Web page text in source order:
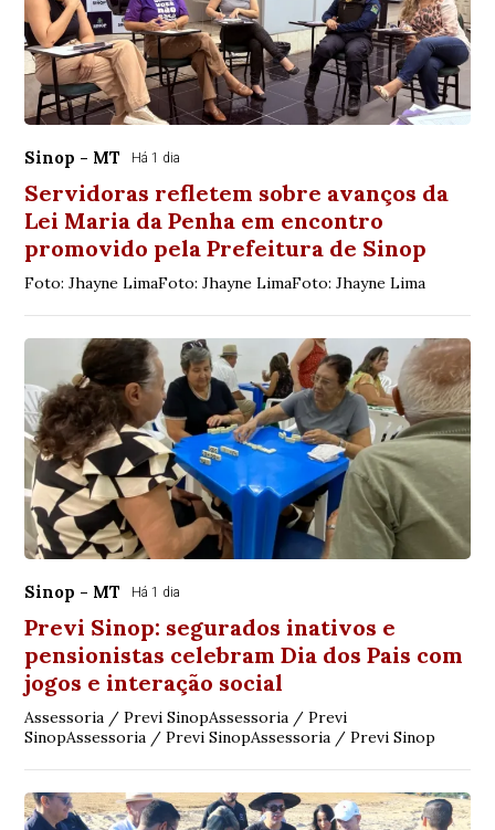
Sinop - MT Há 1 dia
Servidoras refletem sobre avanços da
Lei Maria da Penha em encontro
promovido pela Prefeitura de Sinop
Foto: Jhayne LimaFoto: Jhayne LimaFoto: Jhayne Lima
Sinop - MT Há 1 dia
Previ Sinop: segurados inativos e
pensionistas celebram Dia dos Pais com
jogos e interação social
Assessoria / Previ SinopAssessoria / Previ
SinopAssessoria / Previ SinopAssessoria / Previ Sinop